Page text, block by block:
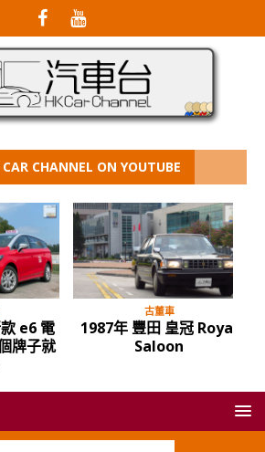
CHANNEL ON YOUTUBE
e6 電
牌子就
古董車
1987年 豐田 皇冠 Royal
Saloon